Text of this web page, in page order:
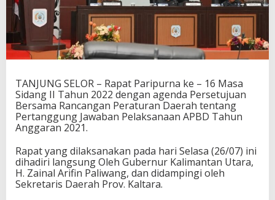
TANJUNG SELOR – Rapat Paripurna ke – 16 Masa
Sidang II Tahun 2022 dengan agenda Persetujuan
Bersama Rancangan Peraturan Daerah tentang
Pertanggung Jawaban Pelaksanaan APBD Tahun
Anggaran 2021.
Rapat yang dilaksanakan pada hari Selasa (26/07) ini
dihadiri langsung Oleh Gubernur Kalimantan Utara,
H. Zainal Arifin Paliwang, dan didampingi oleh
Sekretaris Daerah Prov. Kaltara.